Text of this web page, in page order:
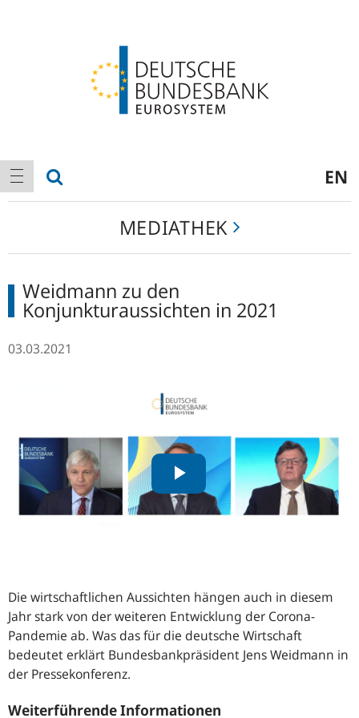
Hauptnavigation
Navigation anzeigen EN
MEDIATHEK
Weidmann zu den
Konjunkturaussichten in 2021
03.03.2021
Die wirtschaftlichen Aussichten hängen auch in diesem
Jahr stark von der weiteren Entwicklung der Corona-
Pandemie ab. Was das für die deutsche Wirtschaft
bedeutet erklärt Bundesbankpräsident Jens Weidmann in
der Pressekonferenz.
Weiterführende Informationen